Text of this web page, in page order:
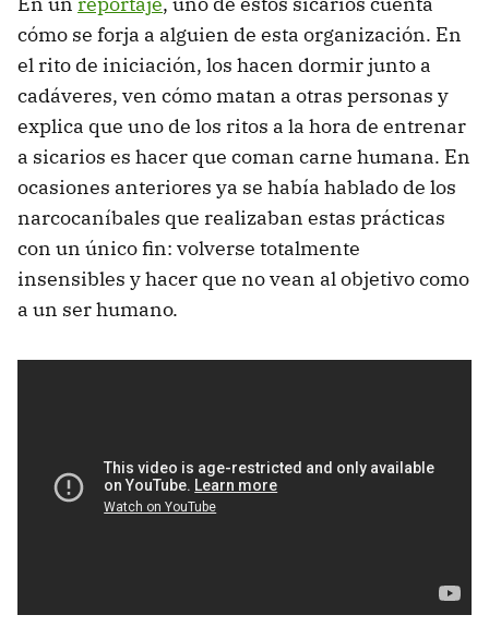
cómo se forja a alguien de esta organización. En
el rito de iniciación, los hacen dormir junto a
cadáveres, ven cómo matan a otras personas y
explica que uno de los ritos a la hora de entrenar
a sicarios es hacer que coman carne humana. En
ocasiones anteriores ya se había hablado de los
narcocaníbales que realizaban estas prácticas
con un único fin: volverse totalmente
insensibles y hacer que no vean al objetivo como
a un ser humano.